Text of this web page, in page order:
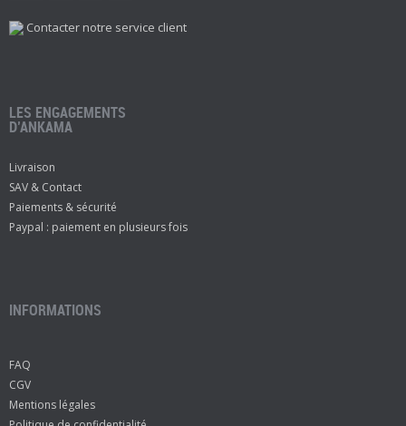
Contacter notre service client
LES ENGAGEMENTS
D’ANKAMA
Livraison
SAV & Contact
Paiements & sécurité
Paypal : paiement en plusieurs fois
INFORMATIONS
FAQ
CGV
Mentions légales